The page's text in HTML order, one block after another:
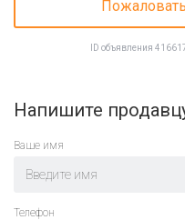
ID объявления
Напишите
Ваше имя
Телефон